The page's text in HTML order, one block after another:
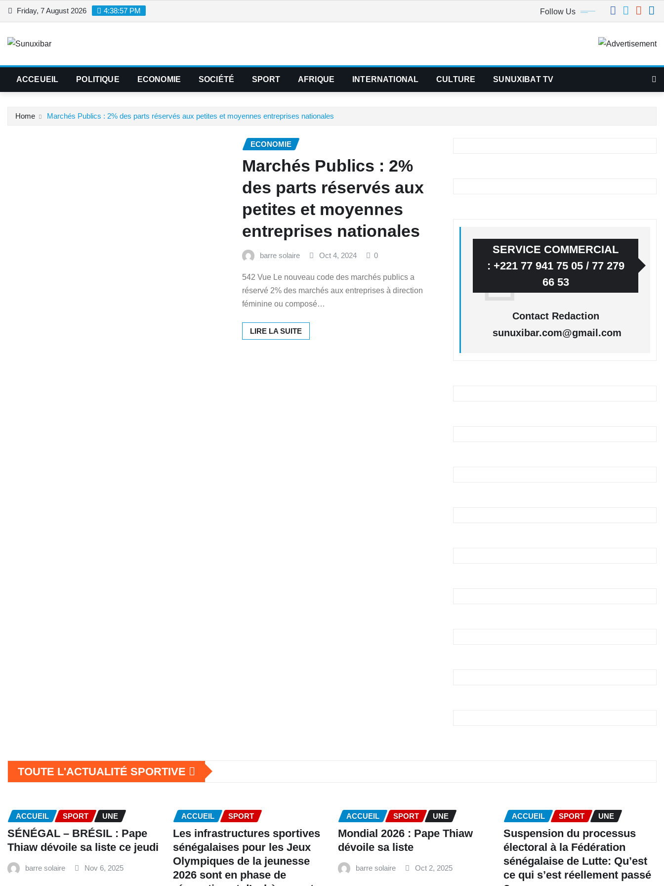
Skip
Friday, 7 August 2026 4:38:57 PM Follow Us
ACCEUEIL POLITIQUE ECONOMIE SOCIÉTÉ SPORT AFRIQUE INTERNATIONAL CULTURE SUNUXIBAT TV
Home Marchés Publics : 2% des parts réservés aux petites et moyennes entreprises nationales
ECONOMIE
Marchés Publics : 2%
des parts réservés aux
petites et moyennes
entreprises nationales
barre solaire Oct 4, 2024 0
542 Vue Le nouveau code des marchés publics a
réservé 2% des marchés aux entreprises à direction
féminine ou composé…
LIRE LA SUITE
SERVICE COMMERCIAL
: +221 77 941 75 05 / 77 279
66 53
Contact Redaction
sunuxibar.com@gmail.com
TOUTE L'ACTUALITÉ SPORTIVE
ACCUEIL SPORT UNE
SÉNÉGAL – BRÉSIL : Pape
Thiaw dévoile sa liste ce jeudi
barre solaire Nov 6, 2025
ACCUEIL SPORT
Les infrastructures sportives
sénégalaises pour les Jeux
Olympiques de la jeunesse
2026 sont en phase de
ACCUEIL SPORT UNE
Mondial 2026 : Pape Thiaw
dévoile sa liste
barre solaire Oct 2, 2025
ACCUEIL SPORT UNE
‎Suspension du processus
électoral à la Fédération
sénégalaise de Lutte: Qu’est
ce qui s’est réellement passé